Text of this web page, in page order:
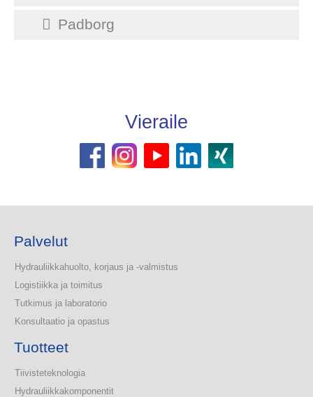
Padborg
Vieraile
Palvelut
Hydrauliikkahuolto, korjaus ja -valmistus
Logistiikka ja toimitus
Tutkimus ja laboratorio
Konsultaatio ja opastus
Tuotteet
Tiivisteteknologia
Hydrauliikkakomponentit